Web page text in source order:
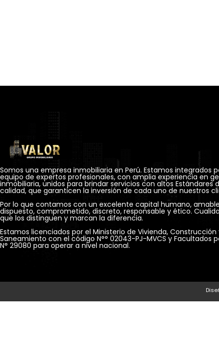
Somos una empresa inmobiliaria en Perú. Estamos integrados
equipo de expertos profesionales, con amplia experiencia en
inmobiliaria, unidos para brindar servicios con altos Estándares
calidad, que garanticen la inversión de cada uno de nuestros
Por lo que contamos con un excelente capital humano,
dispuesto, comprometido, discreto, responsable y ético.
que los distinguen y marcan la diferencia.
Estamos licenciados por el Ministerio de Vivienda, Construcción
Saneamiento con el código N°° 02043-PJ-MVCS y Facultados